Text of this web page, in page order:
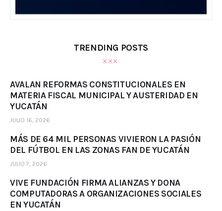
TRENDING POSTS
AVALAN REFORMAS CONSTITUCIONALES EN
MATERIA FISCAL MUNICIPAL Y AUSTERIDAD EN
YUCATÁN
JULIO 16, 2026
MÁS DE 64 MIL PERSONAS VIVIERON LA PASIÓN
DEL FÚTBOL EN LAS ZONAS FAN DE YUCATÁN
JULIO 7, 2026
VIVE FUNDACIÓN FIRMA ALIANZAS Y DONA
COMPUTADORAS A ORGANIZACIONES SOCIALES
EN YUCATÁN